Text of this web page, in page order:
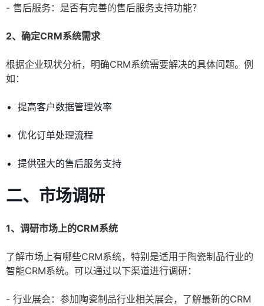
- 售后服务：是否有完善的售后服务支持功能？
2、确定CRM系统需求
根据企业现状分析，明确CRM系统需要解决的具体问题。例
如：
提高客户数据管理效率
优化订单处理流程
提供强大的售后服务支持
二、市场调研
1、调研市场上的CRM系统
了解市场上有哪些CRM系统，特别是适用于陶瓷制品行业的
智能CRM系统。可以通过以下渠道进行调研：
- 行业展会：参加陶瓷制品行业相关展会，了解最新的CRM